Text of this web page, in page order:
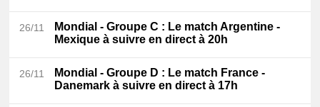
26/11 Mondial - Groupe C : Le match Argentine -
Mexique à suivre en direct à 20h
26/11 Mondial - Groupe D : Le match France -
Danemark à suivre en direct à 17h